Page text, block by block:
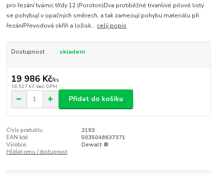
pro řezání tvárnic třídy 12 (Poroton)Dva protiběžné trvanlivé pilové listy
se pohybují v opačných směrech, a tak zamezují pohybu materiálu při
řezáníPřevodová skříň a ložisk... celý popis
Dostupnost skladem
19 986 Kč/ks
16 517 Kč bez DPH
Přidat do košíku
Číslo produktu:
2193
EAN kód:
5035048637371
Výrobce:
Dewalt ®
Hlídat cenu / dostupnost